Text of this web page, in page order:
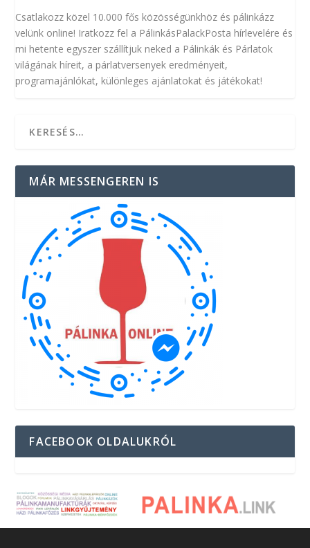
Csatlakozz közel 10.000 fős közösségünkhöz és pálinkázz
velünk online! Iratkozz fel a PálinkásPalackPosta hírlevelére és
mi hetente egyszer szállítjuk neked a Pálinkák és Párlatok
világának híreit, a párlatversenyek eredményeit,
programajánlókat, különleges ajánlatokat és játékokat!
MÁR MESSENGEREN IS
FACEBOOK OLDALUKRÓL